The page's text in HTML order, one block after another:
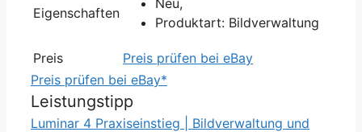
Eigenschaften
Produktart: Bildverwaltung
Preis
Preis prüfen bei eBay
Preis prüfen bei eBay*
Leistungstipp
Luminar 4 Praxiseinstieg | Bildverwaltung und